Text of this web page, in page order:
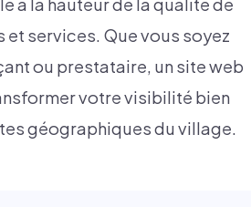
à la hauteur de la qualité de
et services. Que vous soyez
ou prestataire, un site web
votre visibilité bien
géographiques du village.